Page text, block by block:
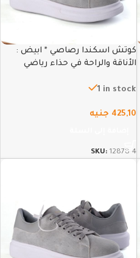
كوتش اسكندا رصاصي * ابيض :
الأناقة والراحة في حذاء رياضي
1 in stock
425,10 جنيه
SKU: 12878-4